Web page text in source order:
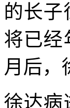
的长子
将已经
月后，
徐达病